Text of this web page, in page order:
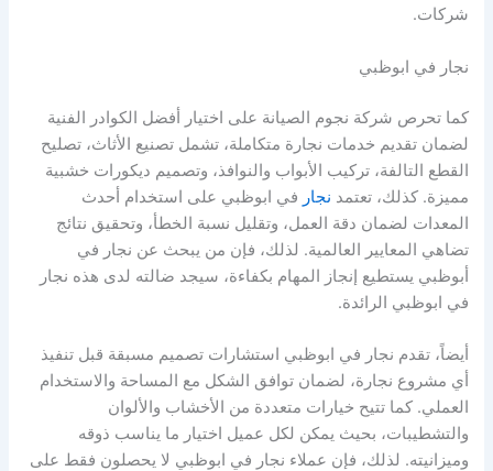
شركات.
نجار في ابوظبي
كما تحرص شركة نجوم الصيانة على اختيار أفضل الكوادر الفنية
لضمان تقديم خدمات نجارة متكاملة، تشمل تصنيع الأثاث، تصليح
القطع التالفة، تركيب الأبواب والنوافذ، وتصميم ديكورات خشبية
مميزة. كذلك، تعتمد نجار في ابوظبي على استخدام أحدث
المعدات لضمان دقة العمل، وتقليل نسبة الخطأ، وتحقيق نتائج
تضاهي المعايير العالمية. لذلك، فإن من يبحث عن نجار في
أبوظبي يستطيع إنجاز المهام بكفاءة، سيجد ضالته لدى هذه نجار
في ابوظبي الرائدة.
أيضاً، تقدم نجار في ابوظبي استشارات تصميم مسبقة قبل تنفيذ
أي مشروع نجارة، لضمان توافق الشكل مع المساحة والاستخدام
العملي. كما تتيح خيارات متعددة من الأخشاب والألوان
والتشطيبات، بحيث يمكن لكل عميل اختيار ما يناسب ذوقه
وميزانيته. لذلك، فإن عملاء نجار في ابوظبي لا يحصلون فقط على